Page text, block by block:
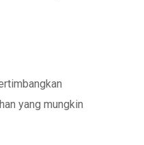
yang mungkin